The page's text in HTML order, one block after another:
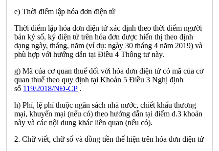
e) Thời điểm lập hóa đơn điện tử
Thời điểm lập hóa đơn điện tử xác định theo thời điểm người
bán ký số, ký điện tử trên hóa đơn được hiển thị theo định
dạng ngày, tháng, năm (ví dụ: ngày 30 tháng 4 năm 2019) và
phù hợp với hướng dẫn tại Điều 4 Thông tư này.
g) Mã của cơ quan thuế đối với hóa đơn điện tử có mã của cơ
quan thuế theo quy định tại Khoản 5 Điều 3 Nghị định
số 119/2018/NĐ-CP .
h) Phí, lệ phí thuộc ngân sách nhà nước, chiết khấu thương
mại, khuyến mại (nếu có) theo hướng dẫn tại điểm d.3 khoản
này và các nội dung khác liên quan (nếu có).
2. Chữ viết, chữ số và đồng tiền thể hiện trên hóa đơn điện tử